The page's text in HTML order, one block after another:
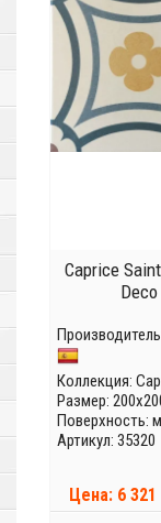
Caprice
Deco
Коллекция:
Размер:
Поверхность:
Артикул: 35320
Цена: 6